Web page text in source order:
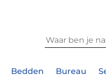
Bedden Bureau